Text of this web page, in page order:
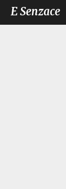
E Senzace